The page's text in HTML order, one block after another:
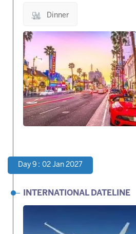
Dinner
Day 9 : 02 Jan 2027
INTERNATIONAL DATELINE